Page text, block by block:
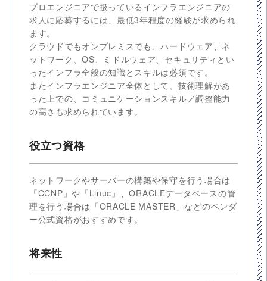
プロエンジニアで扱っているインフラエンジニアの
求人に応募するには、最低3年程度の経験が求められ
ます。
クラウドでもオンプレミスでも、ハードウェア、ネ
ットワーク、OS、ミドルウェア、セキュリティとい
ったインフラ全般の知識とスキルは必須です。
またインフラエンジニア全体として、技術理解があ
った上での、コミュニケーションスキル／調整能力
の高さも求められています。
役立つ資格
ネットワークやサーバーの構築や保守を行う場合は
「CCNP」や「Linuc」、ORACLEデータベースの管
理を行う場合は「ORACLE MASTER」などのベンダ
ー公式資格がおすすめです。
将来性